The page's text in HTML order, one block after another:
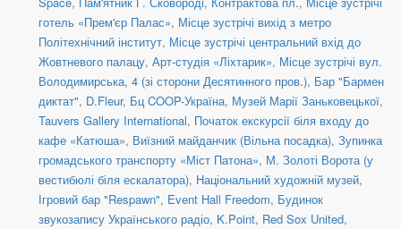
готель «Прем'єр Палас», Місце зустрічі вихід з метро
Політехнічний інститут, Місце зустрічі центральний вхід до
Жовтневого палацу, Арт-студія «Ліхтарик», Місце зустрічі вул.
Володимирська, 4 (зі сторони Десятинного пров.), Бар "Бармен
диктат", D.Fleur, Бц COOP-Україна, Музей Марії Заньковецької,
Tauvers Gallery International, Початок екскурсії біля входу до
кафе «Катюша», Виїзний майданчик (Вільна посадка), Зупинка
громадського транспорту «Міст Патона», М. Золоті Ворота (у
вестибюлі біля ескалатора), Національний художній музей,
Ігровий бар "Respawn", Event Hall Freedom, Будинок
звукозапису Українського радіо, K.Point, Red Sox United,